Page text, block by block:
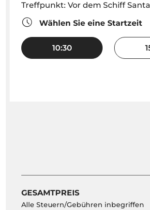
Treffpunkt: Vor dem Schiff Santa Maria de Colombo bei der neuen Marine von Funchal. Der Check-in
Wählen Sie eine Startzeit
10:30
GESAMTPREIS
Alle Steuern/Gebühren inbegriffen